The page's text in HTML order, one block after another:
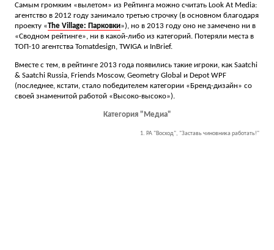
Самым громким «вылетом» из Рейтинга можно считать Look At Media:
агентство в 2012 году занимало третью строчку (в основном благодаря
проекту «The Village: Парковки»), но в 2013 году оно не замечено ни в
«Сводном рейтинге», ни в какой-либо из категорий. Потеряли места в
ТОП-10 агентства Tomatdesign, TWIGA и InBrief.
Вместе с тем, в рейтинге 2013 года появились такие игроки, как Saatchi
& Saatchi Russia, Friends Moscow, Geometry Global и Depot WPF
(последнее, кстати, стало победителем категории «Бренд-дизайн» со
своей знаменитой работой «Высоко-высоко»).
Категория "Медиа"
1. РА "Восход", "Заставь чиновника работать!"